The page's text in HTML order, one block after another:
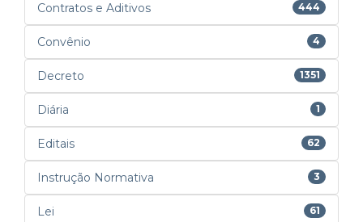
Contratos e Aditivos 444
Convênio 4
Decreto 1351
Diária 1
Editais 62
Instrução Normativa 3
Lei 61